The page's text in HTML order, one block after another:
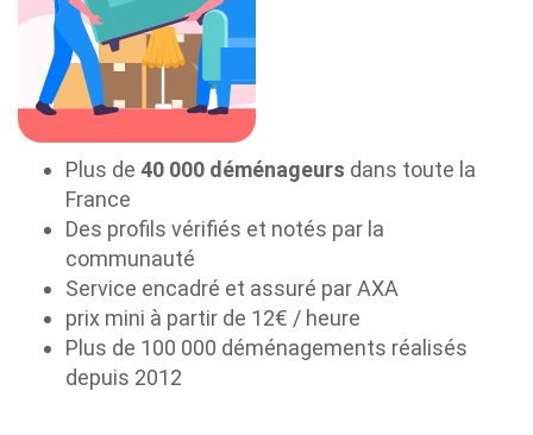
Plus de 40 000 déménageurs dans toute la
France
Des profils vérifiés et notés par la
communauté
Service encadré et assuré par AXA
prix mini à partir de 12€ / heure
Plus de 100 000 déménagements réalisés
depuis 2012